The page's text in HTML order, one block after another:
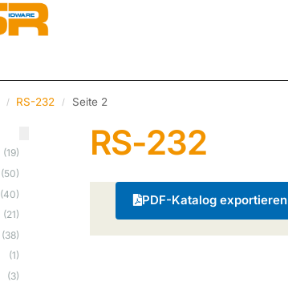
/ RS-232 / Seite 2
RS-232
PDF-Katalog exportieren
(19)
(50)
(40)
(21)
(38)
(1)
(3)